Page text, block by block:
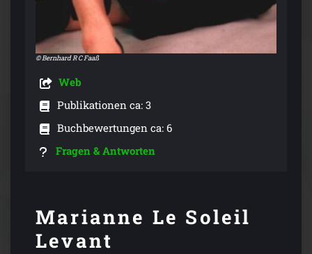
© Bernhard R C Faaß
Web
Publikationen ca: 3
Buchbewertungen ca: 6
Fragen & Antworten
Marianne Le Soleil
Levant